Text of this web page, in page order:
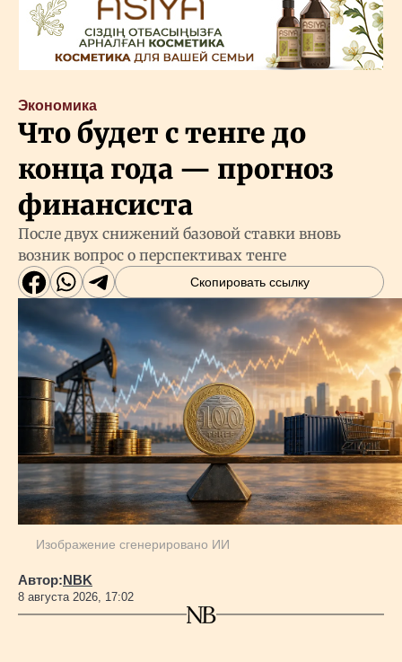
Экономика
Что будет с тенге до
конца года — прогноз
финансиста
После двух снижений базовой ставки вновь
возник вопрос о перспективах тенге
Скопировать ссылку
Изображение сгенерировано ИИ
Автор:NBK
8 августа 2026, 17:02